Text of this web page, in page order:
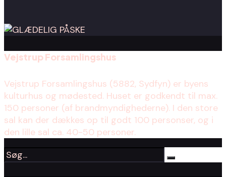
Vejstrup Forsamlingshus
Vejstrup Forsamlingshus (5882, Sydfyn) er byens
kulturhus og mødested. Huset er godkendt til max.
150 personer (af brandmyndighederne). I den store
sal kan der dækkes op til godt 100 personser, og i
den lille sal ca. 40-50 personer.